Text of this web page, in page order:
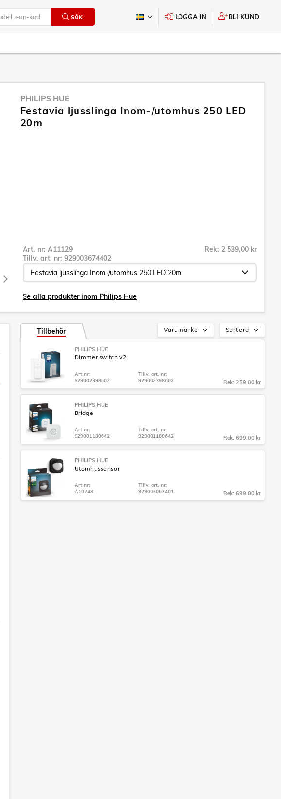
SÖK LOGGA IN BLI KUND
PHILIPS HUE
Festavia ljusslinga Inom-/utomhus 250 LED
20m
Art. nr: A11129
Tillv. art. nr: 929003674402
Rek: 2 539,00 kr
Se alla produkter inom Philips Hue
Sortera
Varumärke
Tillbehör
PHILIPS HUE
Dimmer switch v2
Art nr:
929002398602
Tillv. art. nr:
929002398602
Rek: 259,00 kr
PHILIPS HUE
Bridge
Art nr:
929001180642
Tillv. art. nr:
929001180642
Rek: 699,00 kr
PHILIPS HUE
Utomhussensor
Art nr:
A10248
Tillv. art. nr:
929003067401
Rek: 699,00 kr